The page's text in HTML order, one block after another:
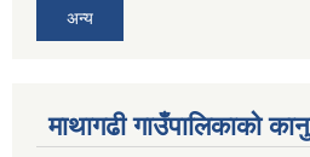
अन्य
माथागढी गाउँपालिकाको